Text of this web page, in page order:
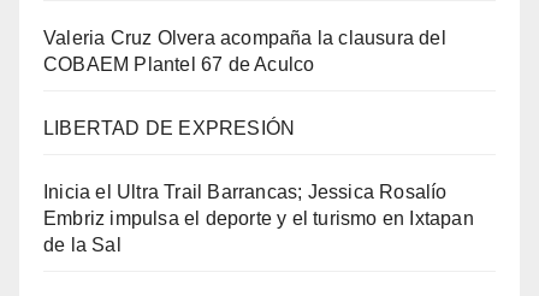
Valeria Cruz Olvera acompaña la clausura del
COBAEM Plantel 67 de Aculco
LIBERTAD DE EXPRESIÓN
Inicia el Ultra Trail Barrancas; Jessica Rosalío
Embriz impulsa el deporte y el turismo en Ixtapan
de la Sal